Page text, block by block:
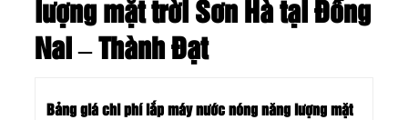
lượng mặt trời Sơn Hà tại Đồng
Nai – Thành Đạt
Bảng giá chi phí lắp máy nước nóng năng lượng mặt